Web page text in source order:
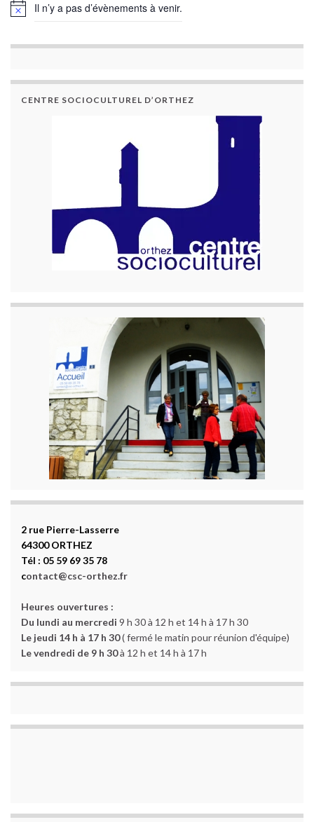
Il n’y a pas d’évènements à venir.
CENTRE SOCIOCULTUREL D’ORTHEZ
2 rue Pierre-Lasserre
64300 ORTHEZ
Tél : 05 59 69 35 78
contact@csc-orthez.fr
Heures ouvertures :
Du lundi au mercredi 9 h 30 à 12 h et 14 h à 17 h 30
Le jeudi 14 h à 17 h 30( fermé le matin pour réunion d'équipe)
Le vendredi de 9 h 30à 12 h et 14 h à 17 h